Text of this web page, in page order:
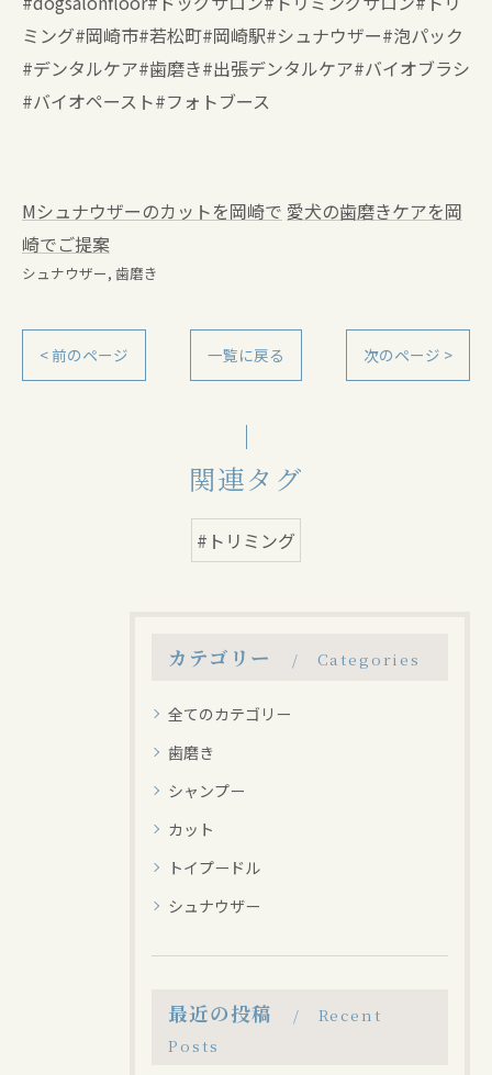
ミング#岡崎市#若松町#岡崎駅#シュナウザー#泡パック
#デンタルケア#歯磨き#出張デンタルケア#バイオブラシ
#バイオペースト#フォトブース
Mシュナウザーのカットを岡崎で 愛犬の歯磨きケアを岡
崎でご提案
シュナウザー 歯磨き
< 前のページ 一覧に戻る 次のページ >
関連タグ
#トリミング
カテゴリー Categories
全てのカテゴリー
歯磨き
シャンプー
カット
トイプードル
シュナウザー
最近の投稿
Recent
Posts